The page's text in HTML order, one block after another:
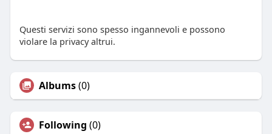
Questi servizi sono spesso ingannevoli e possono
violare la privacy altrui.
Albums(0)
Following (0)